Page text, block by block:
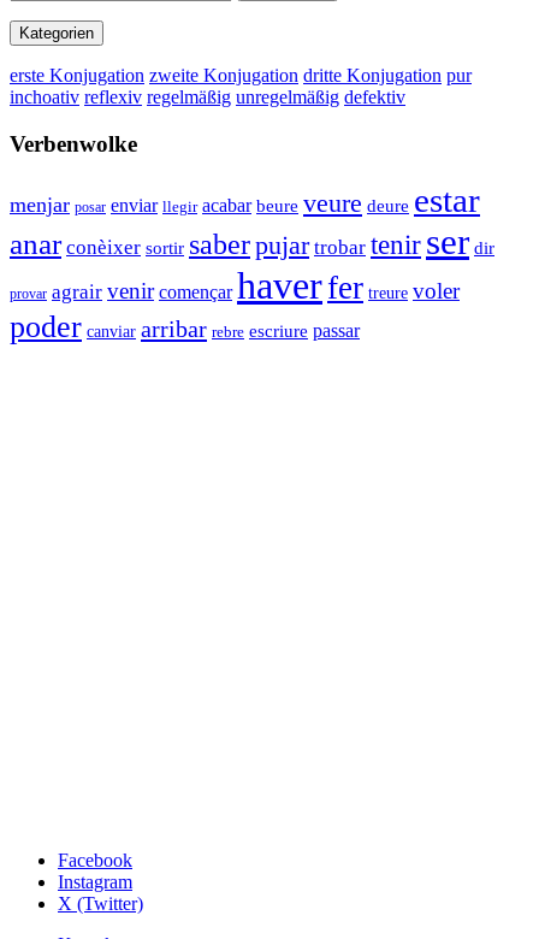
Kategorien
erste Konjugation zweite Konjugation dritte Konjugation pur
inchoativ reflexiv regelmäßig unregelmäßig defektiv
Verbenwolke
menjar posar enviar llegir acabar beure veure deure estar
anar conèixer sortir saberpujar trobar tenirser dir
provar agrair venir començar haverfer treure voler
poder canviar arribar rebre escriure passar
Facebook
Instagram
X (Twitter)